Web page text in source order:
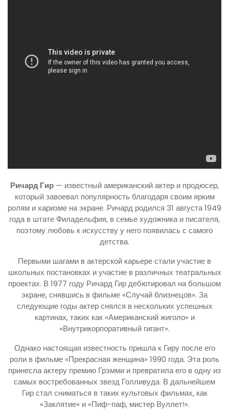
Ричард Гир — известный американский актер и продюсер,
который завоевал популярность благодаря своим ярким
ролям и харизме на экране. Ричард родился 31 августа 1949
года в штате Филадельфия, в семье художника и писателя,
поэтому любовь к искусству у него появилась с самого
детства.
Первыми шагами в актерской карьере стали участие в
школьных постановках и участие в различных театральных
проектах. В 1977 году Ричард Гир дебютировал на большом
экране, снявшись в фильме «Случай близнецов». За
следующие годы актер снялся в нескольких успешных
картинах, таких как «Американский жиголо» и
«Внутрикорпоративный гигант».
Однако настоящая известность пришла к Гиру после его
роли в фильме «Прекрасная женщина» 1990 года. Эта роль
принесла актеру премию Грэмми и превратила его в одну из
самых востребованных звезд Голливуда. В дальнейшем
Гир стал сниматься в таких культовых фильмах, как
«Заклятие» и «Пиф-паф, мистер Вуллет!».